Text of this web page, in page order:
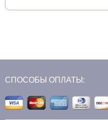
СПОСОБЫ ОПЛАТЫ: